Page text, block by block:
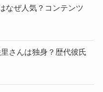
なぜ人気？コンテンツ
さんは独身？歴代彼氏